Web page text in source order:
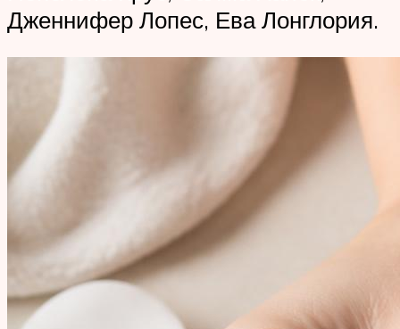
Дженнифер Лопес, Ева Лонглория.